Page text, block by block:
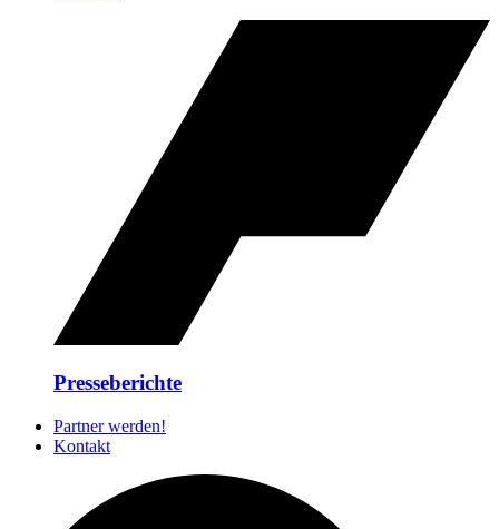
Presseberichte
Partner werden!
Kontakt